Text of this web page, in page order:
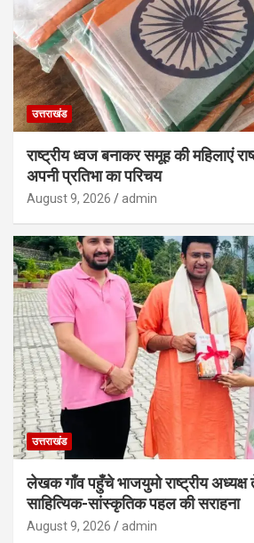
उत्तराखंड
राष्ट्रीय ध्वज बनाकर समूह की महिलाएं
अपनी प्रतिभा का परिचय
August 9, 2026 admin
उत्तराखंड
लेखक गाँव पहुँचे भाजयुमो राष्ट्रीय अध्यक्ष
साहित्यिक-सांस्कृतिक पहल की सराहना
August 9, 2026 admin